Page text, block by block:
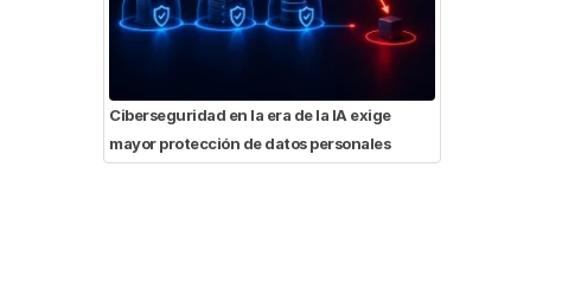
Ciberseguridad en la era de la IA exige
mayor protección de datos personales